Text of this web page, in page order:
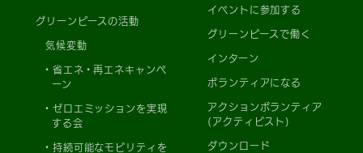
グリーンピースの活動
気候変動
省エネ・再エネキャンペ
ーン
ゼロエミッションを実現
する会
持続可能なモビリティを
イベントに参加する
グリーンピースで働く
インターン
ボランティアになる
アクションボランティア
(アクティビスト)
ダウンロード